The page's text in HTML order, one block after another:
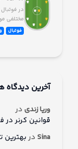
در
مختلفی
فوتبال
آخرین دیدگاه
وریا زندی در
قوانین کرنر
Sina دربهترین